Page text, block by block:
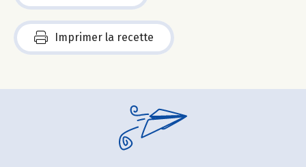
Imprimer la recette